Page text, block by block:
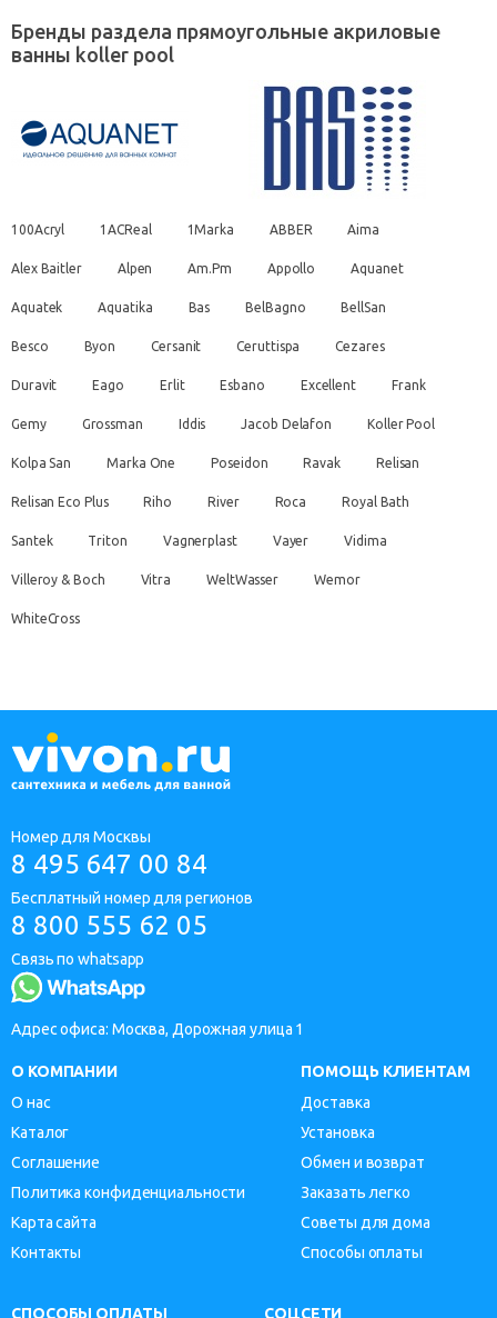
Бренды раздела прямоугольные акриловые
ванны koller pool
100Acryl 1ACReal 1Marka ABBER Aima
Alex Baitler Alpen Am.Pm Appollo Aquanet
Aquatek Aquatika Bas BelBagno BellSan
Besco Byon Cersanit Ceruttispa Cezares
Duravit Eago Erlit Esbano Excellent Frank
Gemy Grossman Iddis Jacob Delafon Koller Pool
Kolpa San Marka One Poseidon Ravak Relisan
Relisan Eco Plus Riho River Roca Royal Bath
Santek Triton Vagnerplast Vayer Vidima
Villeroy & Boch Vitra WeltWasser Wemor
WhiteCross
Номер для Москвы
8 495 647 00 84
Бесплатный номер для регионов
8 800 555 62 05
Связь по whatsapp
Адрес офиса: Москва, Дорожная улица 1
О КОМПАНИИ
О нас
Каталог
Соглашение
Политика конфиденциальности
Карта сайта
Контакты
ПОМОЩЬ КЛИЕНТАМ
Доставка
Установка
Обмен и возврат
Заказать легко
Советы для дома
Способы оплаты
СПОСОБЫ ОПЛАТЫ СОЦСЕТИ